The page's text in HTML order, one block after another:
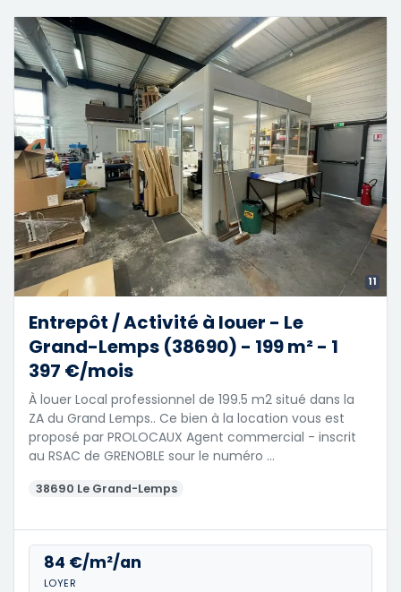
11
Entrepôt / Activité à louer - Le
Grand-Lemps (38690) - 199 m² - 1
397 €/mois
À louer Local professionnel de 199.5 m2 situé dans la
ZA du Grand Lemps.. Ce bien à la location vous est
proposé par PROLOCAUX Agent commercial - inscrit
au RSAC de GRENOBLE sour le numéro …
38690 Le Grand-Lemps
84 €/m²/an
LOYER